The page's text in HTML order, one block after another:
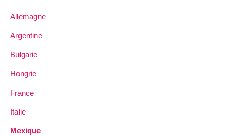
Allemagne
Argentine
Bulgarie
Hongrie
France
Italie
Mexique